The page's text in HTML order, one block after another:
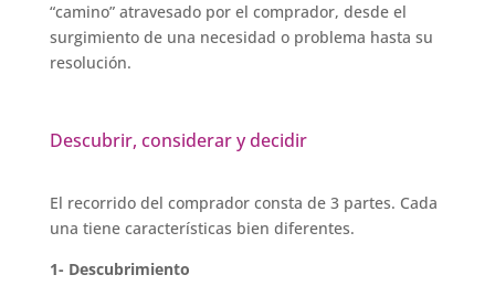
“camino” atravesado por el comprador, desde el
surgimiento de una necesidad o problema hasta su
resolución.
Descubrir, considerar y decidir
El recorrido del comprador consta de 3 partes. Cada
una tiene características bien diferentes.
1- Descubrimiento